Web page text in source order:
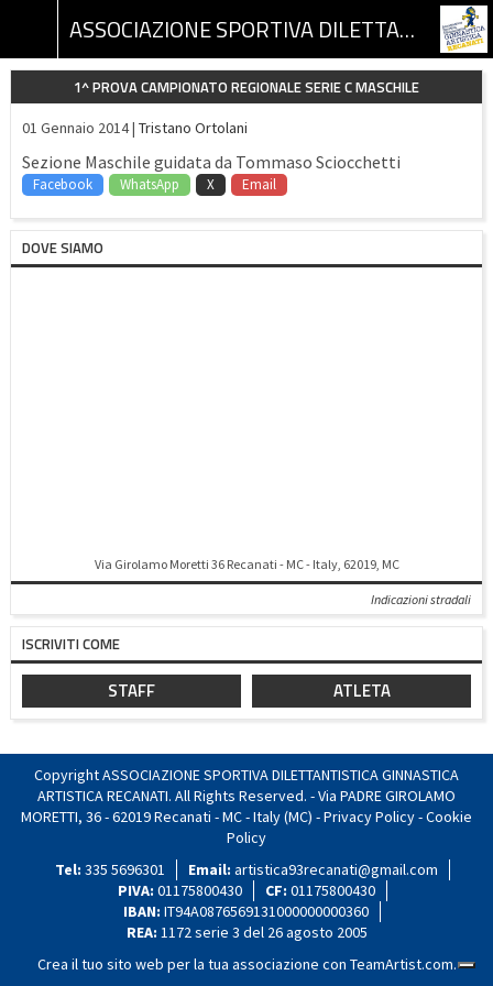
ASSOCIAZIONE SPORTIVA DILETTANTISTICA GINNASTICA ARTISTICA RECANATI
1^ PROVA CAMPIONATO REGIONALE SERIE C MASCHILE
01 Gennaio 2014 | Tristano Ortolani
Sezione Maschile guidata da Tommaso Sciocchetti
Facebook WhatsApp X Email
DOVE SIAMO
Via Girolamo Moretti 36 Recanati - MC - Italy, 62019, MC
Indicazioni stradali
ISCRIVITI COME
STAFF ATLETA
Copyright ASSOCIAZIONE SPORTIVA DILETTANTISTICA GINNASTICA
ARTISTICA RECANATI. All Rights Reserved. - Via PADRE GIROLAMO
MORETTI, 36 - 62019 Recanati - MC - Italy (MC) -Privacy Policy-Cookie
Policy
Tel: 335 5696301 Email: artistica93recanati@gmail.com
PIVA: 01175800430 CF: 01175800430
IBAN: IT94A0876569131000000000360
REA: 1172 serie 3 del 26 agosto 2005
Crea il tuo sito web per la tua associazione con TeamArtist.com.